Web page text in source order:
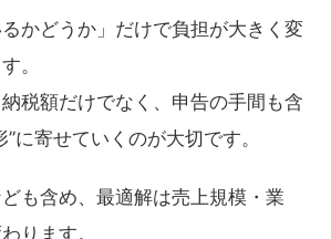
かどうか」だけで負担が大きく変
。
税額だけでなく、申告の手間も含
に寄せていくのが大切です。
も含め、最適解は売上規模・業
ります。